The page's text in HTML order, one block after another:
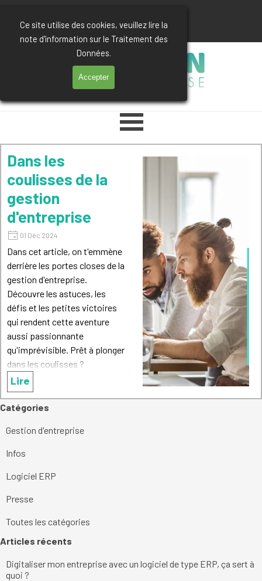
Ce site utilise des cookies, veuillez lire la
note d'information sur le Traitement des
Données.
Accepter
Sauter le menu
Dans les
coulisses de la
gestion
d'entreprise
01 Déc 2024
Dans cet article, on t'emmène
derrière les portes closes de la
gestion d'entreprise.
Découvre les astuces, les
défis et les petites victoires
qui rendent cette aventure
aussi passionnante
qu'imprévisible. Prêt à plonger
dans les coulisses ?
Lire
Sauter le bloc Catégories
Catégories
Gestion d'entreprise
Infos
Logiciel ERP
Presse
Toutes les catégories
Sauter le bloc Articles récents
Articles récents
Digitaliser mon entreprise avec un logiciel de type ERP, ça sert à
quoi ?